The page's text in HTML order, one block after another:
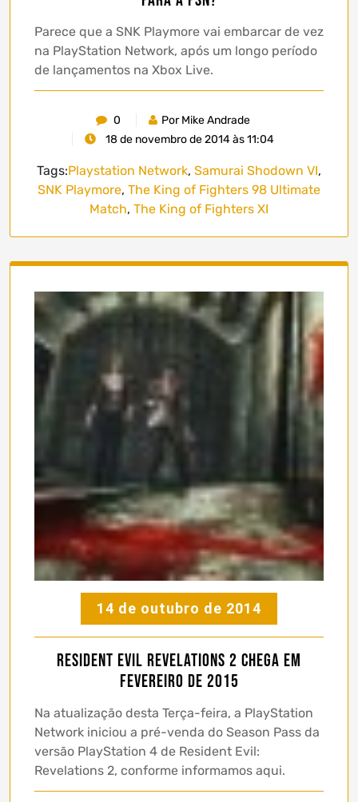
Parece que a SNK Playmore vai embarcar de vez
na PlayStation Network, após um longo período
de lançamentos na Xbox Live.
0
Por Mike Andrade
18 de novembro de 2014 às 11:04
Tags:Playstation Network, Samurai Shodown VI,
SNK Playmore, The King of Fighters 98 Ultimate
Match, The King of Fighters XI
14 de outubro de 2014
Resident Evil Revelations 2 chega em
Fevereiro de 2015
Na atualização desta Terça-feira, a PlayStation
Network iniciou a pré-venda do Season Pass da
versão PlayStation 4 de Resident Evil:
Revelations 2, conforme informamos aqui.